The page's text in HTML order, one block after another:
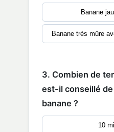
Banane
Banane très mûre
3. Combien de
est-il conseillé
banane ?
10